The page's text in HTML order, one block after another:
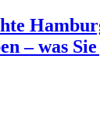
– was